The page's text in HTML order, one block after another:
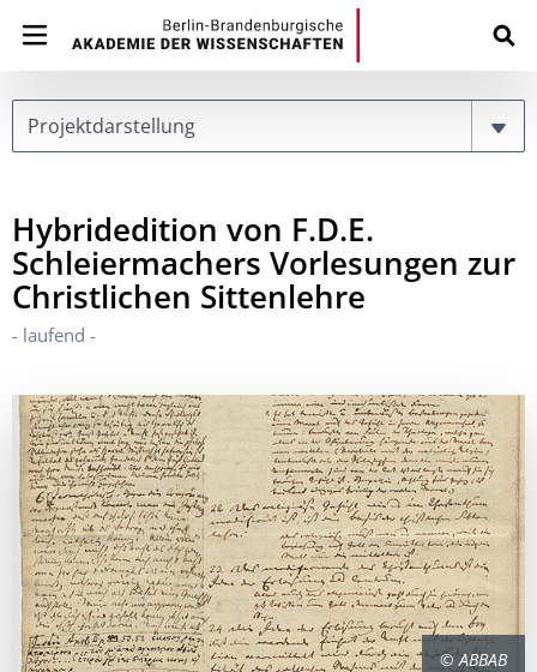
Page
Hybridedition von F.D.E.
Schleiermachers Vorlesungen zur
Christlichen Sittenlehre
- laufend -
© ABBAB